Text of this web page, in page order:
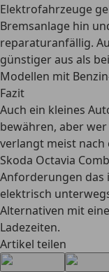
Elektrofahrzeuge
Bremsanlage hin
reparaturanfällig.
günstiger aus als
Modellen mit
Fazit
Auch ein kleines
bewähren, aber
verlangt meist
Skoda Octavia
Anforderungen das
elektrisch
Alternativen mit
Ladezeiten.
Artikel teilen